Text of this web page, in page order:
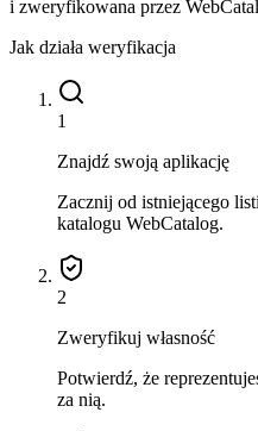
i zweryfikowana przez
Jak działa weryfikacja
1
Znajdź swoją aplikację
Zacznij od istniejącego
katalogu WebCatalog.
2
Zweryfikuj własność
Potwierdź, że
za nią.